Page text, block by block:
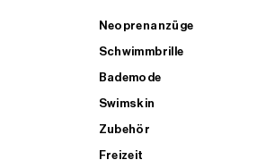
Neoprenanzüge
Schwimmbrille
Bademode
Swimskin
Zubehör
Freizeit